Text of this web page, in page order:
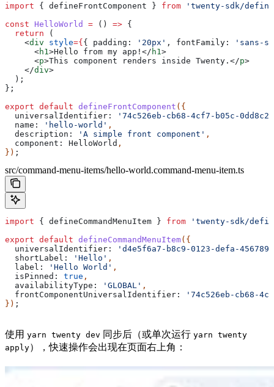
import { defineFrontComponent } from 'twenty-sdk/
const HelloWorld = () => {
  return
(
    <
div style={{ padding: '20px' , fontFamily:
'sans-
      <
h1 >Hello from my app! </ h1 >
      <
p>This component renders inside Twenty. </p>
    </
div>
  );
};
export default defineFrontComponent ({
  universalIdentifier:
'74c526eb-cb68-4cf7-b05c-
  name:
'hello-world' ,
  description:
'A simple front component' ,
  component:
HelloWorld ,
}) ;
src/command-menu-items/hello-world.command-menu-item.ts
import { defineCommandMenuItem } from 'twenty-sdk/
export default defineCommandMenuItem({
  universalIdentifier:
'd4e5f6a7-b8c9-0123-defa-
  shortLabel:
'Hello' ,
  label:
'Hello World' ,
  isPinned:
true ,
  availabilityType:
'GLOBAL' ,
  frontComponentUniversalIdentifier:
'74c526eb-cb68-
}) ;
使用 yarn twenty dev 同步后（或单次运行 yarn twenty
apply），快速操作会出现在页面右上角：